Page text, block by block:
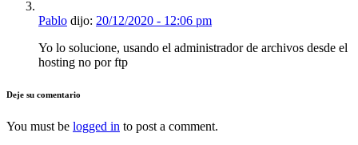
Pablo dijo: 20/12/2020 - 12:06 pm
Yo lo solucione, usando el administrador de archivos desde el
hosting no por ftp
Deje su comentario
You must be logged in to post a comment.